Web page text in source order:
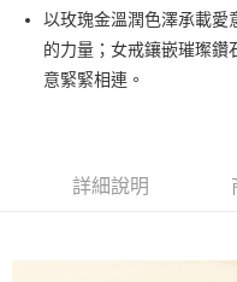
免運費
離島（澎湖、金門、馬祖、
每筆NT$150
以玫瑰金溫潤色澤承載愛
的力量；女戒鑲嵌璀璨鑽
意緊緊相連。
詳細說明